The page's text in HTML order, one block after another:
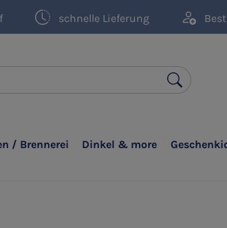
schnelle Lieferung
/ Brennerei Dinkel & more